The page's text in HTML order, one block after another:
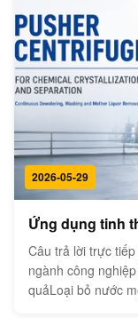
2026-05-29
Ứng dụng tinh
Câu trả lời trực
ngành công
quảLoại bỏ nước